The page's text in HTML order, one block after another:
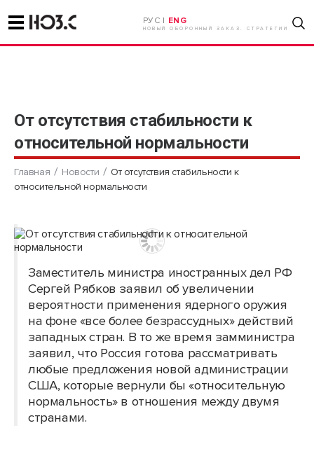
РУС | ENG
НОВЫЙ ОБОРОННЫЙ ЗАКАЗ. СТРАТЕГИИ
От отсутствия стабильности к
относительной нормальности
Главная Новости
От отсутствия стабильности к
относительной нормальности
Заместитель министра иностранных дел РФ
Сергей Рябков заявил об увеличении
вероятности применения ядерного оружия
на фоне «все более безрассудных» действий
западных стран. В то же время замминистра
заявил, что Россия готова рассматривать
любые предложения новой администрации
США, которые вернули бы «относительную
нормальность» в отношения между двумя
странами.